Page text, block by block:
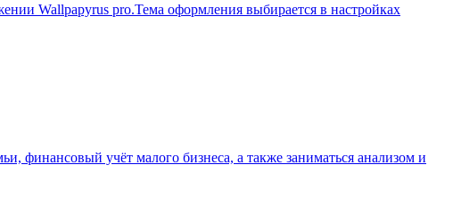
Wallpapyrus pro.Тема оформления выбирается в настройках
финансовый учёт малого бизнеса, а также заниматься анализом и